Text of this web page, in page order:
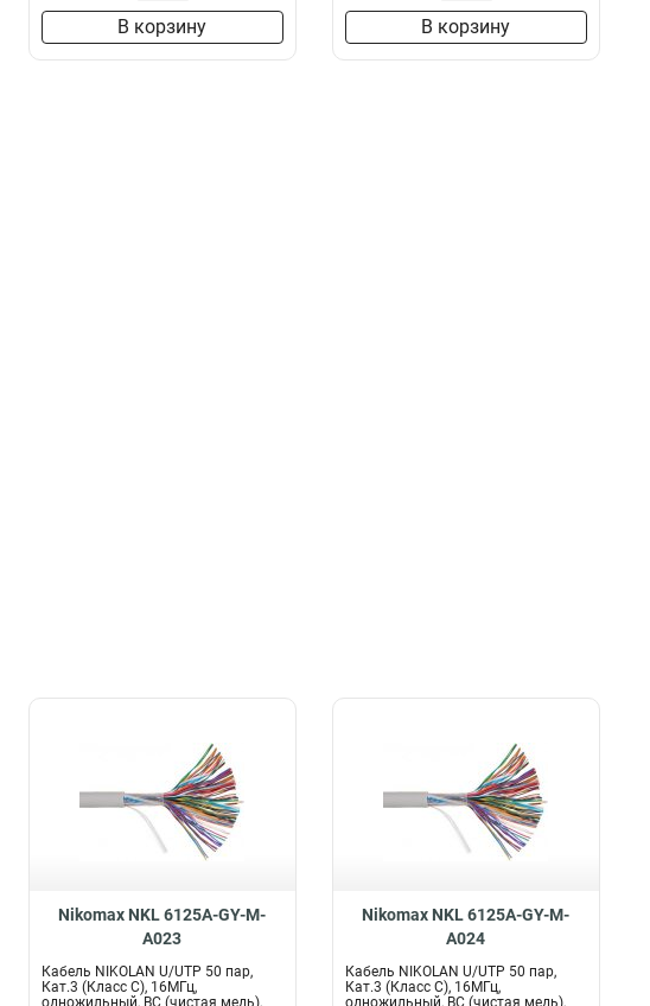
В корзину В корзину
Nikomax NKL 6125A-GY-M-
A023
Кабель NIKOLAN U/UTP 50 пар,
Кат.3 (Класс C), 16МГц,
одножильный, BC (чистая медь),
Nikomax NKL 6125A-GY-M-
A024
Кабель NIKOLAN U/UTP 50 пар,
Кат.3 (Класс C), 16МГц,
одножильный, BC (чистая медь),